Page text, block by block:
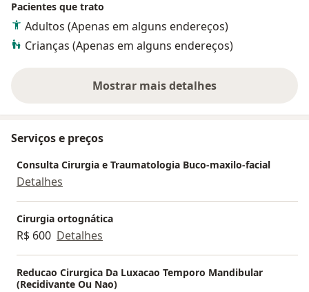
Pacientes que trato
Adultos (Apenas em alguns endereços)
Crianças (Apenas em alguns endereços)
Mostrar mais detalhes
sobre a experiência
Serviços e preços
Consulta Cirurgia e Traumatologia Buco-maxilo-facial
Detalhes
Cirurgia ortognática
R$ 600 Detalhes
Reducao Cirurgica Da Luxacao Temporo Mandibular
(Recidivante Ou Nao)